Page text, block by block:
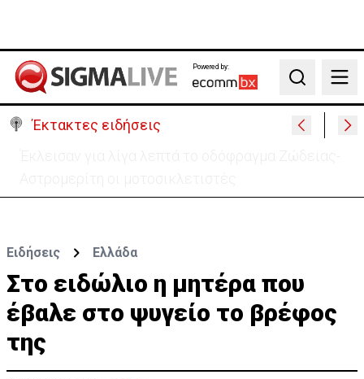
Powered by:
Search
Έκτακτες ειδήσεις
Ειδήσεις Ελλάδα
Στο ειδώλιο η μητέρα που
έβαλε στο ψυγείο το βρέφος
της